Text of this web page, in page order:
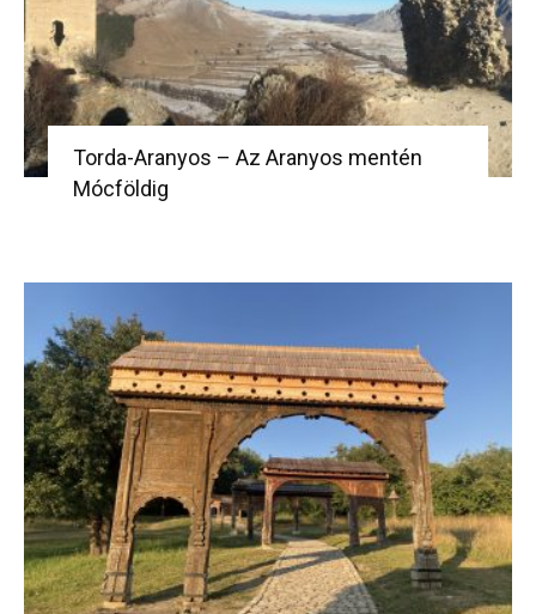
Torda-Aranyos – Az Aranyos mentén
Mócföldig